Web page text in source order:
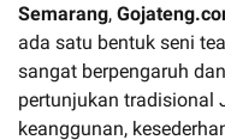
Semarang,
ada satu bentuk seni
sangat berpengaruh
pertunjukan tradisional
keanggunan,